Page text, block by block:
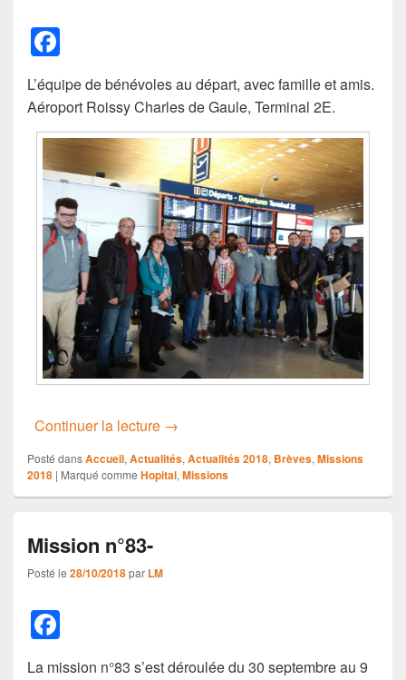
a
c
e
b
o
o
k
L’équipe de bénévoles au départ, avec famille et amis.
Aéroport Roissy Charles de Gaule, Terminal 2E.
Continuer la lecture Nouvelles de la mission n°84 – 25
→
Posté dansAccueil, Actualités, Actualités 2018, Brèves, Missions
2018 | Marqué comme Hopital, Missions
Mission n°83-
Posté le 28/10/2018par LM
a
La mission n°83 s’est déroulée du 30 septembre au 9